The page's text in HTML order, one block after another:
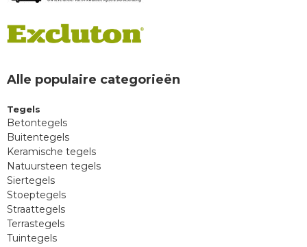
Alle populaire categorieën
Tegels
Betontegels
Buitentegels
Keramische tegels
Natuursteen tegels
Siertegels
Stoeptegels
Straattegels
Terrastegels
Tuintegels